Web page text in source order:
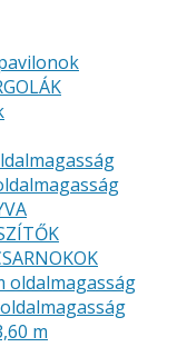
oldalmagasság
oldalmagasság
m